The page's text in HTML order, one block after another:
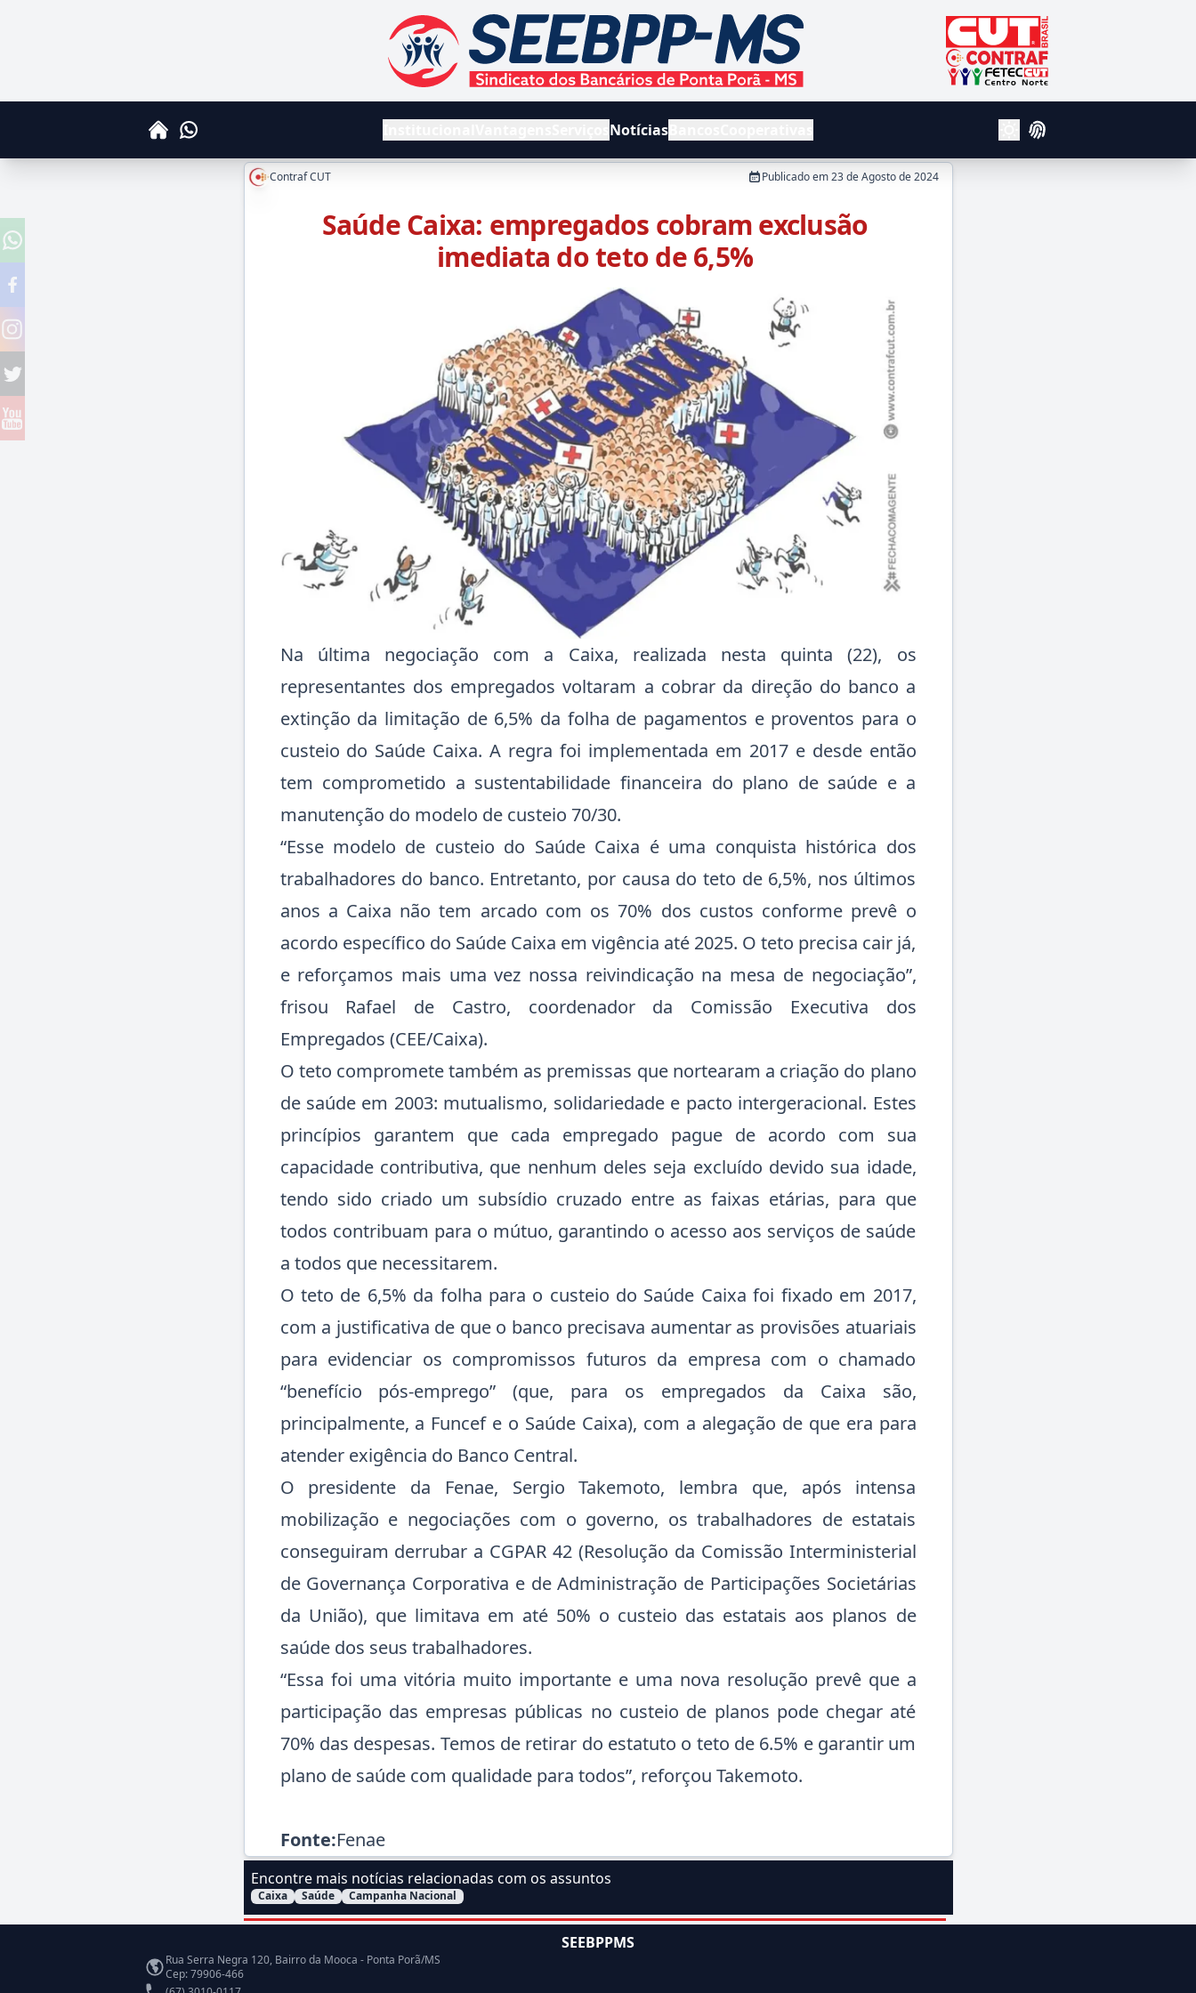
SEEBPPMS - Sindicato dos Bancários de Ponta Porã e Região
CUT - Central Unica dos
Contraf
Fetec Centro Norte
HomeWhatsapp NotíciasBancos
Alterar Tema Claro e Escuro
Login
Contraf CUT Publicado em23 de Agosto de 2024
Saúde Caixa: empregados cobram exclusão
imediata do teto de 6,5%
Na última negociação com a Caixa, realizada nesta quinta (22), os
representantes dos empregados voltaram a cobrar da direção do banco a
extinção da limitação de 6,5% da folha de pagamentos e proventos para o
custeio do Saúde Caixa. A regra foi implementada em 2017 e desde então
tem comprometido a sustentabilidade financeira do plano de saúde e a
manutenção do modelo de custeio 70/30.
“Esse modelo de custeio do Saúde Caixa é uma conquista histórica dos
trabalhadores do banco. Entretanto, por causa do teto de 6,5%, nos últimos
anos a Caixa não tem arcado com os 70% dos custos conforme prevê o
acordo específico do Saúde Caixa em vigência até 2025. O teto precisa cair já,
e reforçamos mais uma vez nossa reivindicação na mesa de negociação”,
frisou Rafael de Castro, coordenador da Comissão Executiva dos
Empregados (CEE/Caixa).
O teto compromete também as premissas que nortearam a criação do plano
de saúde em 2003: mutualismo, solidariedade e pacto intergeracional. Estes
princípios garantem que cada empregado pague de acordo com sua
capacidade contributiva, que nenhum deles seja excluído devido sua idade,
tendo sido criado um subsídio cruzado entre as faixas etárias, para que
todos contribuam para o mútuo, garantindo o acesso aos serviços de saúde
a todos que necessitarem.
O teto de 6,5% da folha para o custeio do Saúde Caixa foi fixado em 2017,
com a justificativa de que o banco precisava aumentar as provisões atuariais
para evidenciar os compromissos futuros da empresa com o chamado
“benefício pós-emprego” (que, para os empregados da Caixa são,
principalmente, a Funcef e o Saúde Caixa), com a alegação de que era para
atender exigência do Banco Central.
O presidente da Fenae, Sergio Takemoto, lembra que, após intensa
mobilização e negociações com o governo, os trabalhadores de estatais
conseguiram derrubar a CGPAR 42 (Resolução da Comissão Interministerial
de Governança Corporativa e de Administração de Participações Societárias
da União), que limitava em até 50% o custeio das estatais aos planos de
saúde dos seus trabalhadores.
“Essa foi uma vitória muito importante e uma nova resolução prevê que a
participação das empresas públicas no custeio de planos pode chegar até
70% das despesas. Temos de retirar do estatuto o teto de 6.5% e garantir um
plano de saúde com qualidade para todos”, reforçou Takemoto.
Fonte:Fenae
Encontre mais notícias relacionadas com os assuntos
Filtrar Notícias pelo assunto:
Caixa Saúde Campanha Nacional
SEEBPPMS
Endereço
Rua Serra Negra 120, Bairro da Mooca - Ponta Porã/MS
Cep: 79906-466